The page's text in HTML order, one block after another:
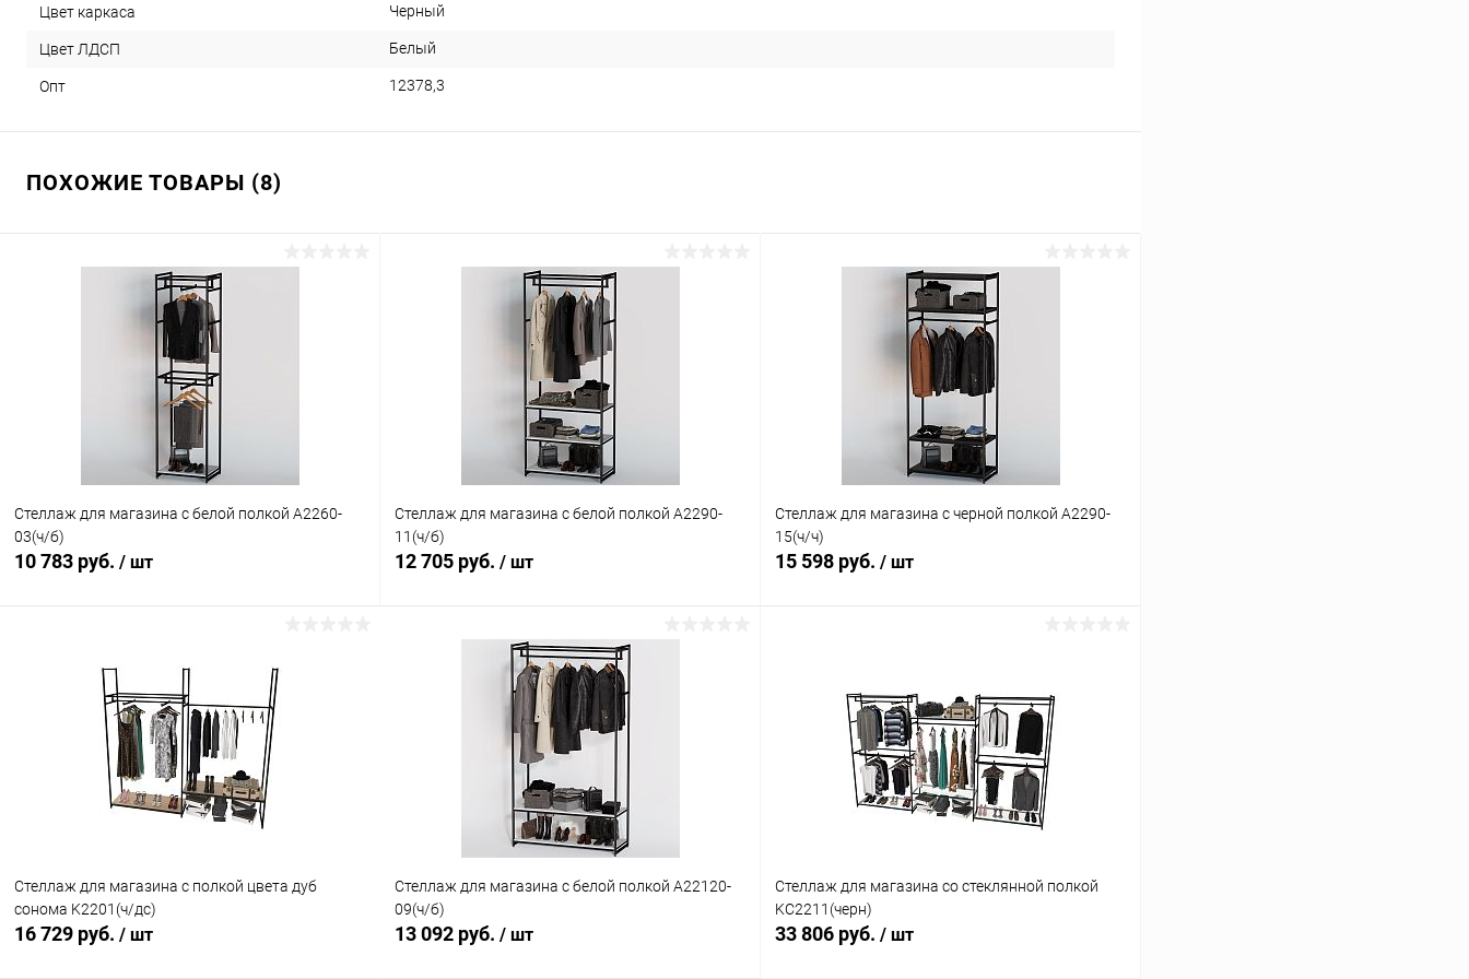
Цвет каркаса Черный
Цвет ЛДСП Белый
Опт 12378,3
ПОХОЖИЕ ТОВАРЫ (8)
Стеллаж для магазина с белой полкой A2260-
03(ч/б)
10 783 руб. / шт
Купить в 1 клик Сравнение
В избранное В наличии
Стеллаж для магазина с белой полкой A2290-
11(ч/б)
12 705 руб. / шт
В корзину
Купить в 1 клик Сравнение
Стеллаж для магазина с черной полкой A2290-
15(ч/ч)
15 598 руб. / шт
Купить в 1 клик Сравнение
В избранное В наличии
Стеллаж для магазина с полкой цвета дуб
сонома K2201(ч/дс)
16 729 руб. / шт
Стеллаж для магазина с белой полкой A22120-
09(ч/б)
13 092 руб. / шт
Стеллаж для магазина со стеклянной полкой
KC2211(черн)
33 806 руб. / шт